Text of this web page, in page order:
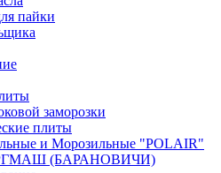
пайки
заморозки
плиты
и Морозильные "POLAIR"
(БАРАНОВИЧИ)